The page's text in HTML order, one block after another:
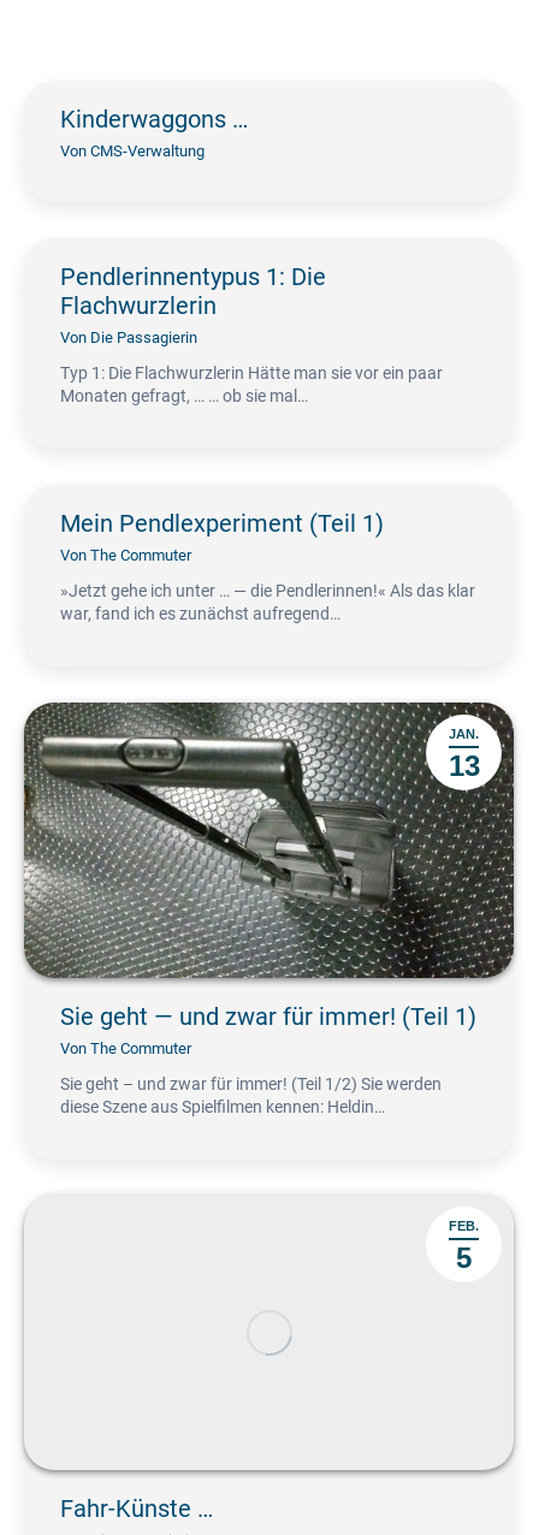
Kinderwaggons …
Von CMS-Verwaltung
Pendlerinnentypus 1: Die
Flachwurzlerin
Von Die Passagierin
Typ 1: Die Flachwurzlerin Hätte man sie vor ein paar
Monaten gefragt, … … ob sie mal…
Mein Pendlexperiment (Teil 1)
Von The Commuter
»Jetzt gehe ich unter … — die Pendlerinnen!« Als das klar
war, fand ich es zunächst aufregend…
JAN.
13
Sie geht — und zwar für immer! (Teil 1)
Von The Commuter
Sie geht – und zwar für immer! (Teil 1/2) Sie werden
diese Szene aus Spielfilmen kennen: Heldin…
FEB.
5
Fahr-Künste …